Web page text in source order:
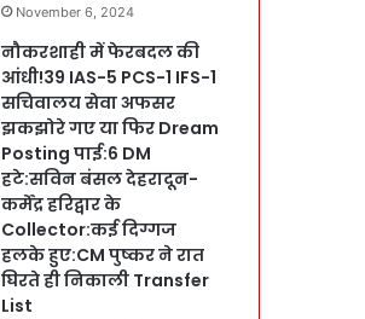
November 6, 2024
नौकरशाही में फेरबदल की
आंधी!39 IAS-5 PCS-1 IFS-1
सचिवालय सेवा अफसर
झकझोरे गए या फिर Dream
Posting पाई:6 DM
हटे:सविन बंसल देहरादून-
कर्मेंद्र हरिद्वार के
Collector:कई दिग्गज
हलके हुए:CM पुष्कर ने रात
घिरते ही निकाली Transfer
List